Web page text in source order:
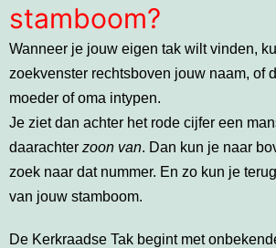
stamboom?
Wanneer je jouw eigen tak wilt vinden,
zoekvenster rechtsboven jouw naam, of
moeder of oma intypen.
Je ziet dan achter het rode cijfer een
daarachter zoon van. Dan kun je naar
zoek naar dat nummer. En zo kun je
van jouw stamboom.
De Kerkraadse Tak begint met